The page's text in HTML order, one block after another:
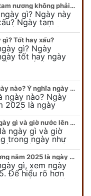
Luận giải ý nghĩa ngày tam nương không phải ai cũng biết
gì? Ngày này
Ngày tam
gốc như thế nào?
khi…
Tốt hay xấu?
gì? Ngày
tốt hay ngày
chi tiết ý nghĩa
Ngày vía Thần Tài là ngày nào? Ý nghĩa ngày vía Thần Tài năm 2025
ngày nào? Ngày
2025 là ngày
tháng. Tại sao
mọi…
Ngày con nước lên là ngày gì và giờ nước lên nước xuống trong ngày?
ngày gì và giờ
trong ngày như
chú ý về ngày
Chính xác ngày Bất Tương năm 2025 là ngày gì mà cực ít người biết
gì, xem ngày
Để hiểu rõ hơn
bất tương là